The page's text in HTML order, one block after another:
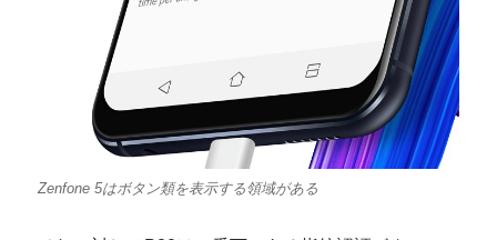
Zenfone 5はボタン類を表示する領域がある